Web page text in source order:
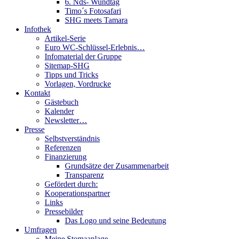
Timo´s Fotosafari
SHG meets Tamara
Infothek
Artikel-Serie
Euro WC-Schlüssel-Erlebnis…
Infomaterial der Gruppe
Sitemap-SHG
Tipps und Tricks
Vorlagen, Vordrucke
Kontakt
Gästebuch
Kalender
Newsletter…
Presse
Selbstverständnis
Referenzen
Finanzierung
Grundsätze der Zusammenarbeit
Transparenz
Gefördert durch:
Kooperationspartner
Links
Pressebilder
Das Logo und seine Bedeutung
Umfragen